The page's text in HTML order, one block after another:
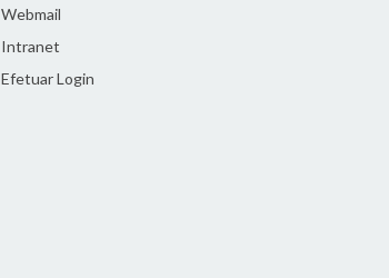
Webmail
Intranet
Efetuar Login